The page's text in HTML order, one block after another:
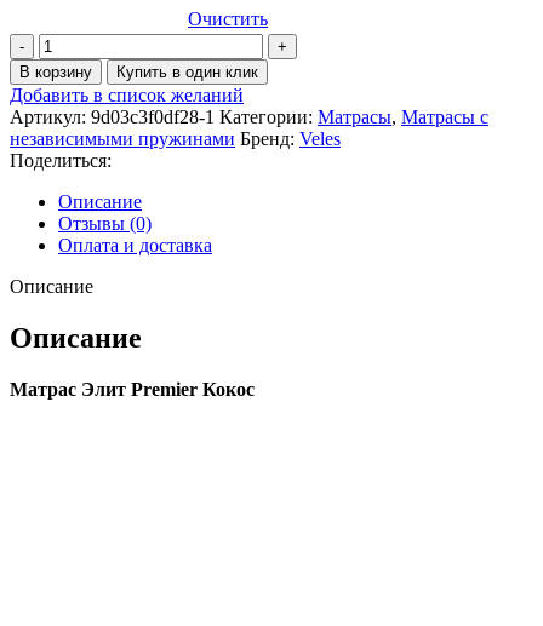
Очистить
Количество
товара
Матрас
Элит
Premier
Кокос
Жаккард
В корзину Купить в один клик
Добавить в список желаний
Артикул: 9d03c3f0df28-1 Категории: Матрасы, Матрасы с
независимыми пружинами Бренд: Veles
Поделиться:
Описание
Отзывы (0)
Оплата и доставка
Описание
Описание
Матрас Элит Premier Кокос